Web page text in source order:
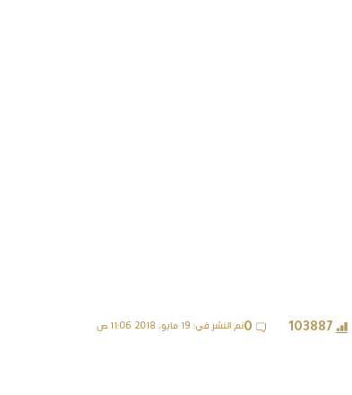
تم النشر في: 19 مايو، 2018 11:06 ص 103887
0